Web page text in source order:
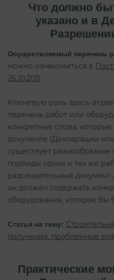
Что должно
указано и в
Осуществляемый перечень
можно ознакомиться в
26.10.2011.
Ключевую роль здесь
перечень работ или
конкретные слова,
документе (Декларации
существует
подвиды одних и тех же
разрешительный документ
он должен содержать
оборудования, которое Вы
Статья на тему:
получения, проблемные
Практические